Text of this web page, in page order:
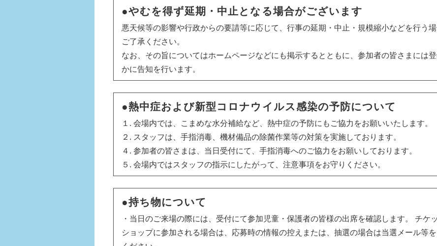
●やむを得ず延期・中止となる場合がございます
悪天候等の影響や行政からの要請等に応じて、行事の延期・中止・規模縮小などを行う
ご了承ください。
なお、その旨についてはホームページなどにも掲示するとともに、参加者の皆さまには
かに告知を行います。
●熱中症および新型コロナウイルス感染の予防について
１. 会場内では、こまめな水分補給など、熱中症の予防にもご協力をお願いいたします。
２. スタッフは、手指消毒、機材備品の除菌作業等の対策を実施しております。
４. 参加者の皆さまは、当日受付にて、手指消毒へのご協力をお願いしております。
５. 会場内ではスタッフの指示にしたがって、注意事項をお守りください。
●持ち物について
・当日のご来場の際には、受付にて参加児童・保護者の皆様の出席を確認します。 チケ
ショップに参加される場合は、応募時の情報の控えまたは、抽選の場合は当選メール等